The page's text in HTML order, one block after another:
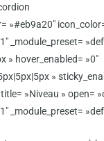
»#eb9a20″
_module_preset=
» hover_enabled= »0″
»
»Niveau » open=
_module_preset=